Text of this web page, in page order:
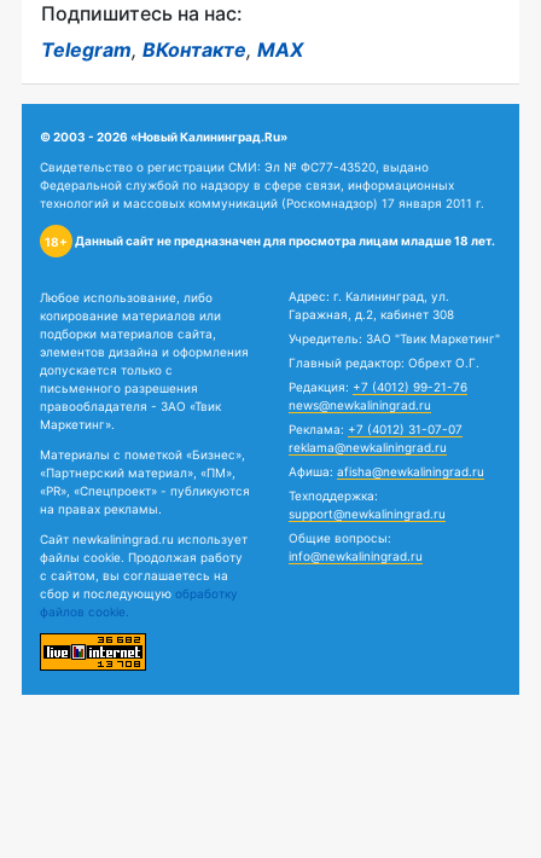
Подпишитесь на нас:
Telegram, ВКонтакте, MAX
© 2003 - 2026 «Новый Калининград.Ru»
Свидетельство о регистрации СМИ: Эл № ФС77-43520, выдано
Федеральной службой по надзору в сфере связи, информационных
технологий и массовых коммуникаций (Роскомнадзор) 17 января 2011 г.
18+ Данный сайт не предназначен для просмотра лицам младше 18 лет.
Любое использование, либо
копирование материалов или
подборки материалов сайта,
элементов дизайна и оформления
допускается только с
письменного разрешения
правообладателя - ЗАО «Твик
Маркетинг».
Материалы с пометкой «Бизнес»,
«Партнерский материал», «ПМ»,
«PR», «Спецпроект» - публикуются
на правах рекламы.
Сайт newkaliningrad.ru использует
файлы cookie. Продолжая работу
с сайтом, вы соглашаетесь на
сбор и последующую обработку
файлов cookie.
Адрес: г. Калининград, ул.
Гаражная, д.2, кабинет 308
Учредитель: ЗАО "Твик Маркетинг"
Главный редактор: Обрехт О.Г.
Редакция: +7 (4012) 99-21-76
news@newkaliningrad.ru
Реклама: +7 (4012) 31-07-07
reklama@newkaliningrad.ru
Афиша: afisha@newkaliningrad.ru
Техподдержка:
support@newkaliningrad.ru
Общие вопросы:
info@newkaliningrad.ru